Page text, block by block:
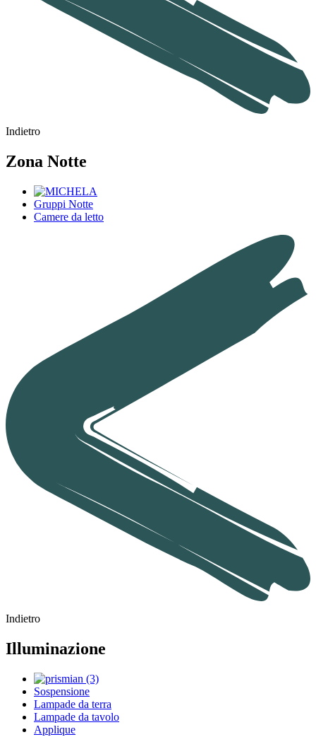
Indietro
Zona Notte
Gruppi Notte
Camere da letto
Indietro
Illuminazione
Sospensione
Lampade da terra
Lampade da tavolo
Applique